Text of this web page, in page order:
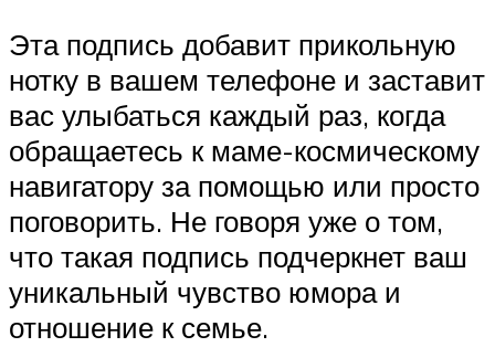
Эта подпись добавит прикольную
нотку в вашем телефоне и заставит
вас улыбаться каждый раз, когда
обращаетесь к маме-космическому
навигатору за помощью или просто
поговорить. Не говоря уже о том,
что такая подпись подчеркнет ваш
уникальный чувство юмора и
отношение к семье.